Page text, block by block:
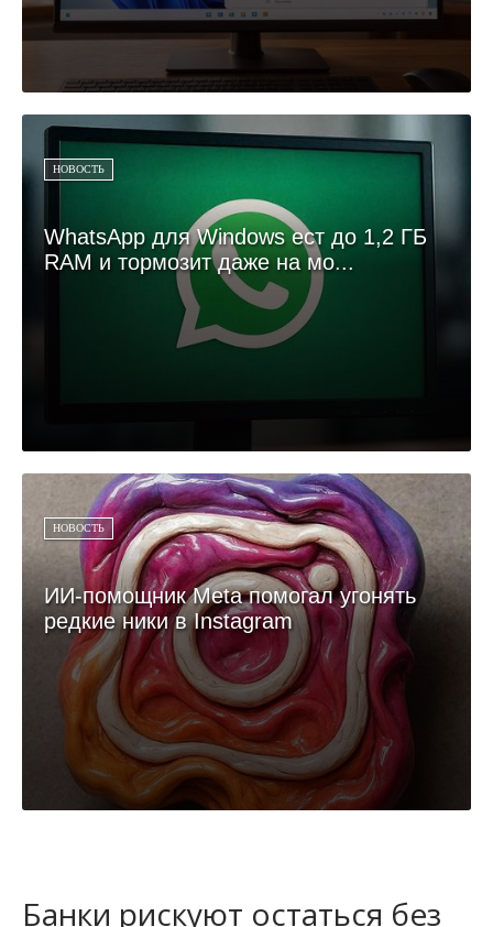
НОВОСТЬ
WhatsApp для Windows ест до 1,2 ГБ
RAM и тормозит даже на мо...
НОВОСТЬ
ИИ-помощник Meta помогал угонять
редкие ники в Instagram
Банки рискуют остаться без